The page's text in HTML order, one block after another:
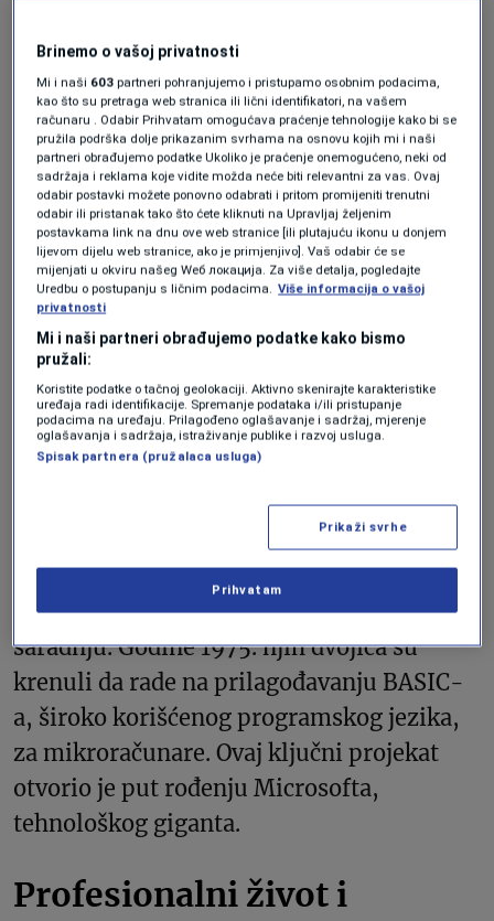
Njegov nevjerovatan talenat pojavio se u
ranom djetinjstvu, kada je pisao svoj
inauguracioni softverski program sa
nepunih 13 godina. U srednjoj školi, on i
njegova grupa programskih čudaka
digitalizovali su platni sistem svoje škole.
Ova mladalačka inovacija bila je samo
početak Gatesovog puta u svijet
tehnologije.
On i Paul G. Allen, prijatelj iz djetinjstva,
upustili su se u nepoznatu teritoriju i
osnovali Traf-O-Data, poduhvat fokusiran
na prodaju sistema za brojanje prometa
lokalnim vlastima. Gates i Allen su zajedno
studirali na Univerzitetu Harvard koji je
postavio scenu za njihovu revolucionarnu
saradnju. Godine 1975. njih dvojica su
krenuli da rade na prilagođavanju BASIC-
a, široko korišćenog programskog jezika,
za mikroračunare. Ovaj ključni projekat
otvorio je put rođenju Microsofta,
tehnološkog giganta.
Profesionalni život i
Brinemo o vašoj privatnosti
Mi i naši 603 partneri pohranjujemo i pristupamo osobnim podacima,
kao što su pretraga web stranica ili lični identifikatori, na vašem
računaru . Odabir Prihvatam omogućava praćenje tehnologije kako bi se
pružila podrška dolje prikazanim svrhama na osnovu kojih mi i naši
partneri obrađujemo podatke Ukoliko je praćenje onemogućeno, neki od
sadržaja i reklama koje vidite možda neće biti relevantni za vas. Ovaj
odabir postavki možete ponovno odabrati i pritom promijeniti trenutni
odabir ili pristanak tako što ćete kliknuti na Upravljaj željenim
postavkama link na dnu ove web stranice [ili plutajuću ikonu u donjem
lijevom dijelu web stranice, ako je primjenjivo]. Vaš odabir će se
mijenjati u okviru našeg Wеб локација. Za više detalja, pogledajte
Uredbu o postupanju s ličnim podacima. Više informacija o vašoj
privatnosti
Mi i naši partneri obrađujemo podatke kako bismo
pružali:
Koristite podatke o tačnoj geolokaciji. Aktivno skenirajte karakteristike
uređaja radi identifikacije. Spremanje podataka i/ili pristupanje
podacima na uređaju. Prilagođeno oglašavanje i sadržaj, mjerenje
oglašavanja i sadržaja, istraživanje publike i razvoj usluga.
Spisak partnera (pružalaca usluga)
Prikaži svrhe
Prihvatam